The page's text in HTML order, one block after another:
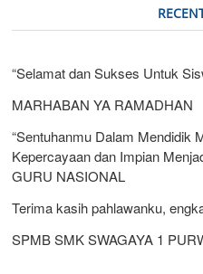
“Selamat dan Sukses Untuk
MARHABAN YA RAMADHAN
“Sentuhanmu Dalam Mendidik
Kepercayaan dan Impian
GURU NASIONAL
Terima kasih pahlawanku,
SPMB SMK SWAGAYA 1